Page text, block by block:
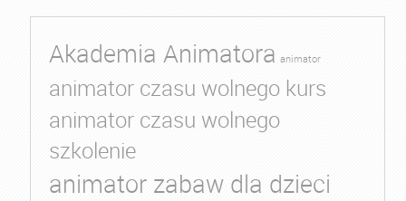
Akademia Animatora animator
animator czasu wolnego kurs
animator czasu wolnego
szkolenie
animator zabaw dla dzieci